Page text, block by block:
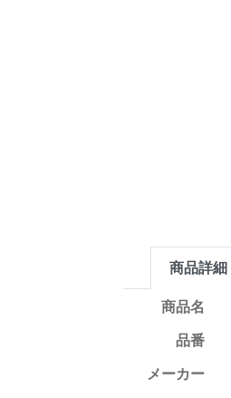
商品詳細
商品名
品番
メーカー